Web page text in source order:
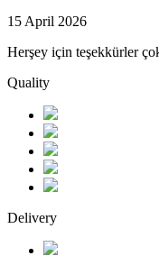
15 April 2026
Herşey için teşekkürler
Quality
Delivery